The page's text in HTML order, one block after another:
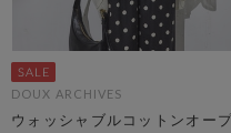
DOUX ARCHIVES
ウォッシャブルコットンオー